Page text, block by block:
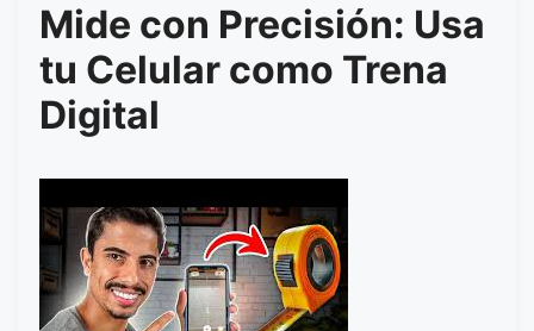
Mide con Precisión: Usa
tu Celular como Trena
Digital